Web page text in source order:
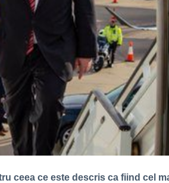
ceea ce este descris ca fiind cel